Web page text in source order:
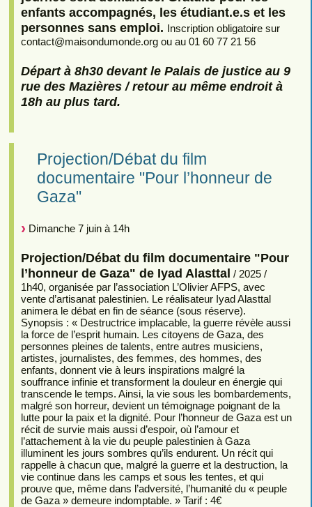
enfants accompagnés, les étudiant.e.s et les
personnes sans emploi. Inscription obligatoire sur
contact@maisondumonde.org ou au 01 60 77 21 56
Départ à 8h30 devant le Palais de justice au 9
rue des Mazières / retour au même endroit à
18h au plus tard.
Projection/Débat du film
documentaire "Pour l’honneur de
Gaza"
Dimanche 7 juin à 14h
Projection/Débat du film documentaire "Pour
l’honneur de Gaza" de Iyad Alasttal / 2025 /
1h40, organisée par l’association L’Olivier AFPS, avec
vente d’artisanat palestinien. Le réalisateur Iyad Alasttal
animera le débat en fin de séance (sous réserve).
Synopsis : « Destructrice implacable, la guerre révèle aussi
la force de l’esprit humain. Les citoyens de Gaza, des
personnes pleines de talents, entre autres musiciens,
artistes, journalistes, des femmes, des hommes, des
enfants, donnent vie à leurs inspirations malgré la
souffrance infinie et transforment la douleur en énergie qui
transcende le temps. Ainsi, la vie sous les bombardements,
malgré son horreur, devient un témoignage poignant de la
lutte pour la paix et la dignité. Pour l’honneur de Gaza est un
récit de survie mais aussi d’espoir, où l’amour et
l’attachement à la vie du peuple palestinien à Gaza
illuminent les jours sombres qu’ils endurent. Un récit qui
rappelle à chacun que, malgré la guerre et la destruction, la
vie continue dans les camps et sous les tentes, et qui
prouve que, même dans l’adversité, l’humanité du « peuple
de Gaza » demeure indomptable. » Tarif : 4€